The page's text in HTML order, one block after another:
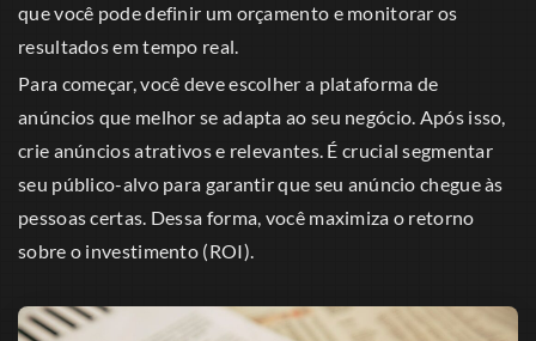
que você pode definir um orçamento e monitorar os
resultados em tempo real.
Para começar, você deve escolher a plataforma de
anúncios que melhor se adapta ao seu negócio. Após isso,
crie anúncios atrativos e relevantes. É crucial segmentar
seu público-alvo para garantir que seu anúncio chegue às
pessoas certas. Dessa forma, você maximiza o retorno
sobre o investimento (ROI).